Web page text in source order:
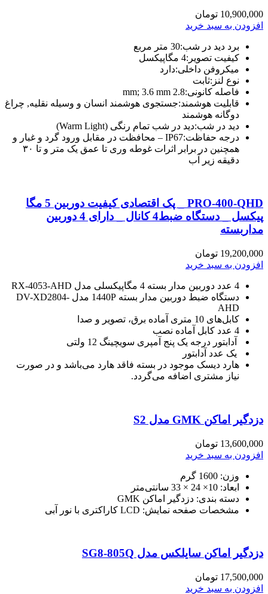
10,900,000 تومان
افزودن به سبد خرید
برد دید در شب:30 متر مربع
کیفیت تصویر:4 مگاپیکسل
میکروفن داخلی:دارد
نوع لنز:ثابت
فاصله کانونی:2.8 mm; 3.6 mm
قابلیت هوشمند:جستجوی هوشمند انسان و وسیله نقلیه, چراغ
دوگانه هوشمند
دید در شب:دید در شب تمام رنگی (Warm Light)
درجه حفاظت:
IP67 – محافظت در مقابل ورود گرد و غبار و
همچنین در برابر اثرات غوطه وری تا عمق یک متر و تا ۳۰
دقیقه زیر آب
PRO-400-QHD _ پک اقتصادی کیفیت دوربین 5 مگا
پیکسل _ دستگاه ضبط4 کانال _ دارای 4 دوربین
مداربسته
19,200,000 تومان
افزودن به سبد خرید
4 عدد دوربین مدار بسته
دستگاه ضبط دوربین مدار بسته
1440P مدل DV-XD2804-
AHD
کابل‌های 10 متری آماده برق، تصویر و صدا
4 عدد کابل آماده نصب
آدابتور درجه یک پنج آمپری سویچینگ 12 ولتی
یک عدد آدابتور
هارد دیسک موجود در بسته فاقد هارد می‌باشد و در صورت
نیاز مشتری اضافه می‌گردد.
دزدگیر اماکن GMK مدل S2
13,600,000 تومان
افزودن به سبد خرید
وزن: 1600 گرم
ابعاد: 10× 24 × 33 سانتی‌متر
دسته بندی: دزدگیر اماکن GMK
مشخصات صفحه نمایش: LCD کاراکتری با نور آبی
دزدگیر اماکن سایلکس مدل SG8-805Q
17,500,000 تومان
افزودن به سبد خرید